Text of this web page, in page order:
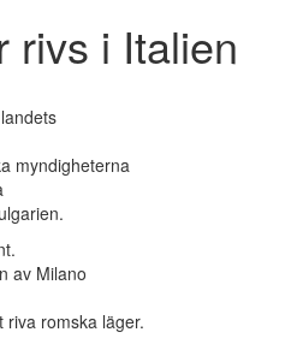
rivs i Italien
myndigheterna
av Milano
riva romska läger.